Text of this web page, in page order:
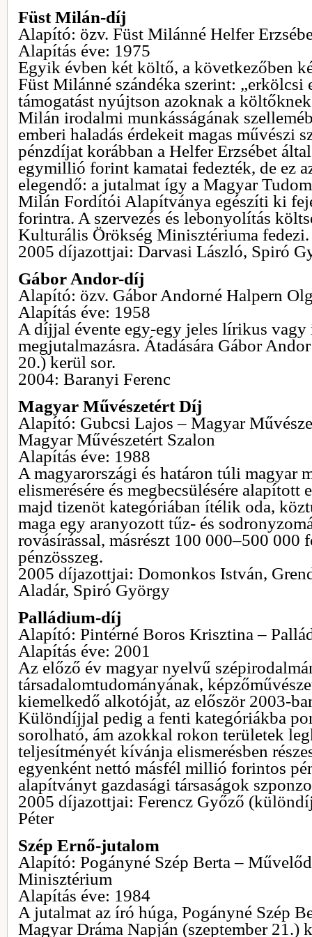
Füst Milán-díj
Alapító: özv. Füst Milánné Helfer
Alapítás éve: 1975
Egyik évben két költő, a következőben
Füst Milánné szándéka szerint: „erkölcsi
támogatást nyújtson azoknak a
Milán irodalmi munkásságának
emberi haladás érdekeit magas művészi
pénzdíjat korábban a Helfer Erzsébet
egymillió forint kamatai fedezték, de ez
elegendő: a jutalmat így a Magyar
Milán Fordítói Alapítványa egészíti ki
forintra. A szervezés és lebonyolítás
Kulturális Örökség Minisztériuma fedezi.
2005 díjazottjai: Darvasi László, Spiró
Gábor Andor-díj
Alapító: özv. Gábor Andorné Halpern
Alapítás éve: 1958
A díjjal évente egy-egy jeles lírikus
megjutalmazásra. Átadására Gábor
20.) kerül sor.
2004: Baranyi Ferenc
Magyar Művészetért Díj
Alapító: Gubcsi Lajos – Magyar
Magyar Művészetért Szalon
Alapítás éve: 1988
A magyarországi és határon túli magyar
elismerésére és megbecsülésére alapított
majd tizenöt kategóriában ítélik oda,
maga egy aranyozott tűz- és
rovásírással, másrészt 100 000–500 000
pénzösszeg.
2005 díjazottjai: Domonkos István,
Aladár, Spiró György
Palládium-díj
Alapító: Pintérné Boros Krisztina –
Alapítás éve: 2001
Az előző év magyar nyelvű
társadalomtudományának,
kiemelkedő alkotóját, az először 2003-
Különdíjjal pedig a fenti kategóriákba
sorolható, ám azokkal rokon területek
teljesítményét kívánja elismerésben
egyenként nettó másfél millió forintos
alapítványt gazdasági társaságok
2005 díjazottjai: Ferencz Győző
Péter
Szép Ernő-jutalom
Alapító: Pogányné Szép Berta –
Minisztérium
Alapítás éve: 1984
A jutalmat az író húga, Pogányné Szép
Magyar Dráma Napján (szeptember 21.)